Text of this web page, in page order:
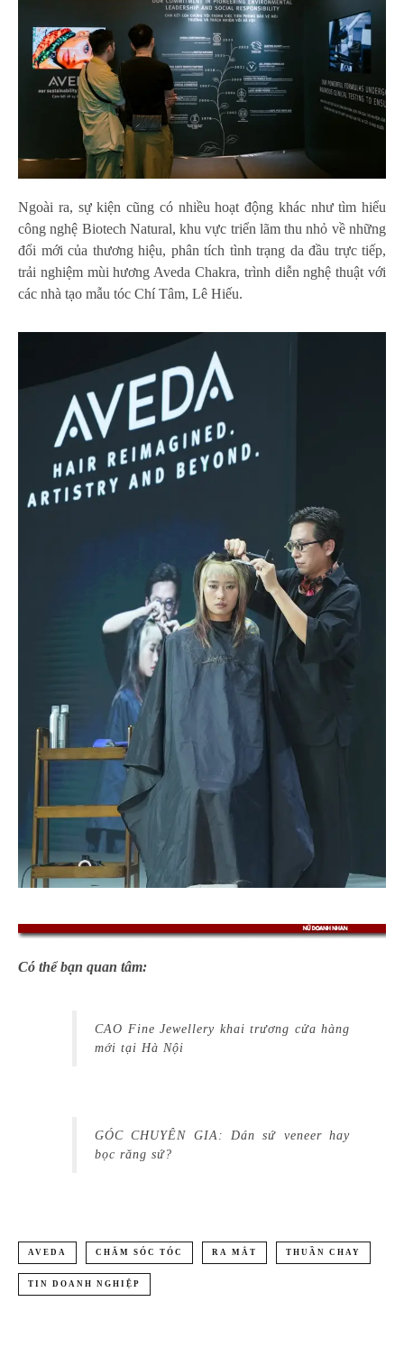
Ngoài ra, sự kiện cũng có nhiều hoạt động khác như tìm hiểu
công nghệ Biotech Natural, khu vực triển lãm thu nhỏ về những
đổi mới của thương hiệu, phân tích tình trạng da đầu trực tiếp,
trải nghiệm mùi hương Aveda Chakra, trình diễn nghệ thuật với
các nhà tạo mẫu tóc Chí Tâm, Lê Hiếu.
Có thể bạn quan tâm:
CAO Fine Jewellery khai trương cửa hàng
mới tại Hà Nội
GÓC CHUYÊN GIA: Dán sứ veneer hay
bọc răng sứ?
AVEDA CHĂM SÓC TÓC RA MẮT THUẦN CHAY
TIN DOANH NGHIỆP